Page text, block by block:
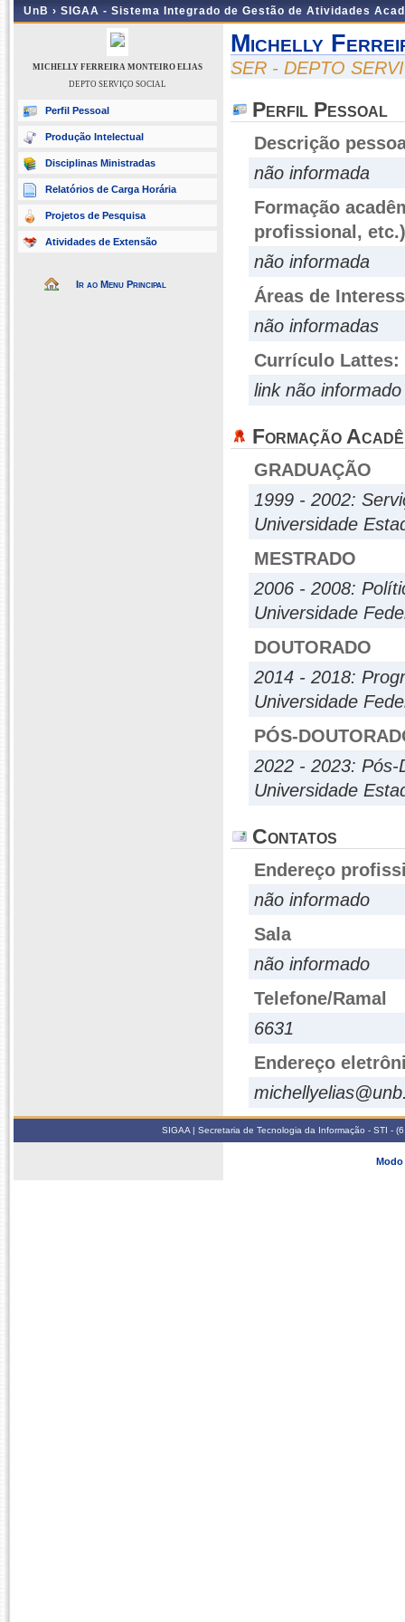
UnB › SIGAA - Sistema Integrado de Gestão de Atividades
MICHELLY FERREIRA MONTEIRO ELIAS
DEPTO SERVIÇO SOCIAL
Perfil Pessoal
Produção Intelectual
Disciplinas Ministradas
Relatórios de Carga Horária
Projetos de Pesquisa
Atividades de Extensão
Ir ao Menu Principal
Michelly
SER - DEPTO
Perfil Pessoal
Descrição
não informada
Formação
profissional, etc.)
não informada
Áreas de
não informadas
Currículo Lattes:
link não informado
Formação
GRADUAÇÃO
1999 - 2002:
Universidade
MESTRADO
2006 - 2008:
Universidade
DOUTORADO
2014 - 2018:
Universidade
PÓS-
2022 - 2023: Pós-
Universidade
Contatos
Endereço
não informado
Sala
não informado
Telefone/Ramal
6631
Endereço
SIGAA | Secretaria de Tecnologia da Informação - STI -
Modo